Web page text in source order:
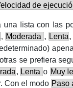
de
una lista con las
, Moderada , Lenta,
se prefiera
, Lenta o Muy
Con el modo Paso